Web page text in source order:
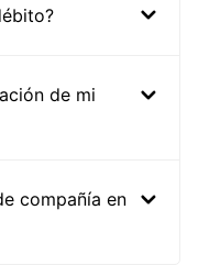
de mi
compañía en